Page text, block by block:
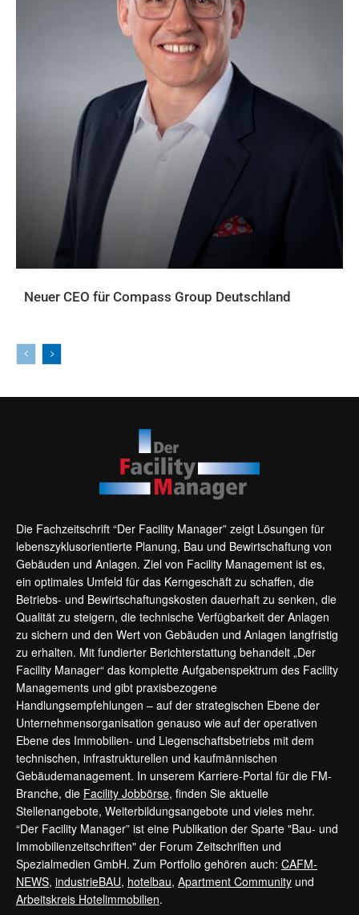
Neuer CEO für Compass Group Deutschland
Die Fachzeitschrift “Der Facility Manager” zeigt Lösungen für
lebenszyklusorientierte Planung, Bau und Bewirtschaftung von
Gebäuden und Anlagen. Ziel von Facility Management ist es,
ein optimales Umfeld für das Kerngeschäft zu schaffen, die
Betriebs- und Bewirtschaftungskosten dauerhaft zu senken, die
Qualität zu steigern, die technische Verfügbarkeit der Anlagen
zu sichern und den Wert von Gebäuden und Anlagen langfristig
zu erhalten. Mit fundierter Berichterstattung behandelt „Der
Facility Manager“ das komplette Aufgabenspektrum des Facility
Managements und gibt praxisbezogene
Handlungsempfehlungen – auf der strategischen Ebene der
Unternehmensorganisation genauso wie auf der operativen
Ebene des Immobilien- und Liegenschaftsbetriebs mit dem
technischen, infrastrukturellen und kaufmännischen
Gebäudemanagement. In unserem Karriere-Portal für die FM-
Branche, die Facility Jobbörse, finden Sie aktuelle
Stellenangebote, Weiterbildungsangebote und vieles mehr.
“Der Facility Manager” ist eine Publikation der Sparte "Bau- und
Immobilienzeitschriften" der Forum Zeitschriften und
Spezialmedien GmbH. Zum Portfolio gehören auch: CAFM-
NEWS, industrieBAU, hotelbau, Apartment Community und
Arbeitskreis Hotelimmobilien.